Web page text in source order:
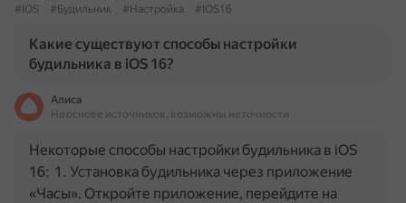
#IOS
#Будильник #Настройка #IOS16
Какие существуют способы настройки
будильника в iOS 16?
Алиса
На основе источников, возможны неточности
Некоторые способы настройки будильника в iOS
16: 1. Установка будильника через приложение
«Часы». Откройте приложение, перейдите на